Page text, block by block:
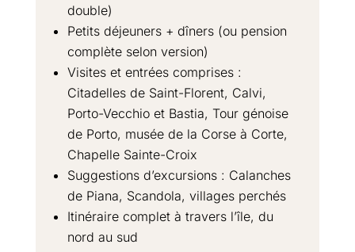
double)
Petits déjeuners + dîners (ou pension
complète selon version)
Visites et entrées comprises :
Citadelles de Saint-Florent, Calvi,
Porto-Vecchio et Bastia, Tour génoise
de Porto, musée de la Corse à Corte,
Chapelle Sainte-Croix
Suggestions d’excursions : Calanches
de Piana, Scandola, villages perchés
Itinéraire complet à travers l’île, du
nord au sud